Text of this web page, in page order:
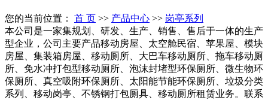
您的当前位置： 首 页 >> 产品中心 >> 岗亭系列
本公司是一家集规划、研发、生产、销售、售后于一体的生产
型企业，公司主要产品移动房屋、太空舱民宿、苹果屋、模块
房屋、集装箱房屋、移动厕所、大巴车移动厕所、拖车移动厕
所、免水冲打包型移动厕所、泡沫封堵型环保厕所、微生物环
保厕所、真空吸附环保厕所、太阳能节能环保厕所、垃圾分类
系列、移动岗亭、不锈钢打包厕具、移动厕所租赁业务。联系